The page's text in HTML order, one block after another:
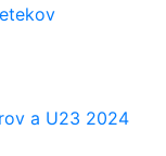
a U23 2024